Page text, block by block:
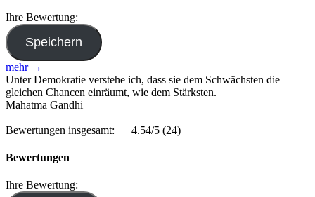
Ihre Bewertung:
mehr →
Unter Demokratie verstehe ich, dass sie dem Schwächsten die
gleichen Chancen einräumt, wie dem Stärksten.
Mahatma Gandhi
Bewertungen insgesamt: 4.54/5 (24)
Bewertungen
Ihre Bewertung: